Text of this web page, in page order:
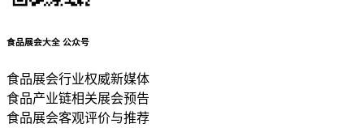
食品展会大全 公众号
食品展会行业权威新媒体
食品产业链相关展会预告
食品展会客观评价与推荐